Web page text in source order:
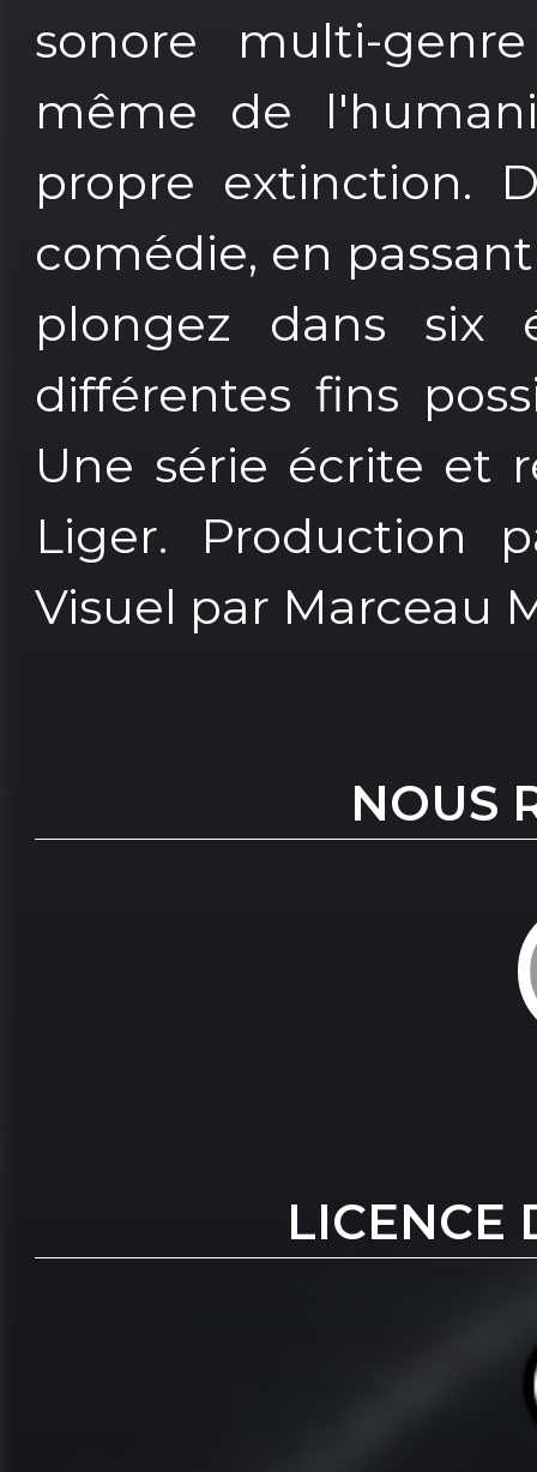
sonore multi-
même de
propre extinction.
comédie, en
plongez dans six
différentes fins
Une série écrite et
Liger. Production
Visuel par Marceau
NOUS
LICENCE